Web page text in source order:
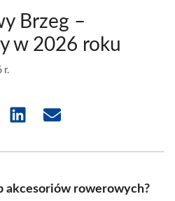
Brzeg –
w 2026 roku
r.
Share Share
akcesoriów rowerowych?